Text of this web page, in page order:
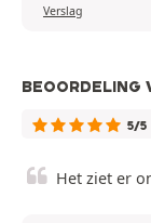
Verslag
BEOORDELING
5/5
Het ziet er